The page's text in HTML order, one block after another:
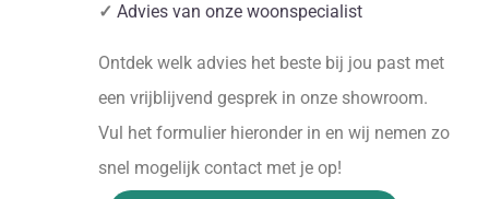
✓ Advies van onze woonspecialist
Ontdek welk advies het beste bij jou past met
een vrijblijvend gesprek in onze showroom.
Vul het formulier hieronder in en wij nemen zo
snel mogelijk contact met je op!